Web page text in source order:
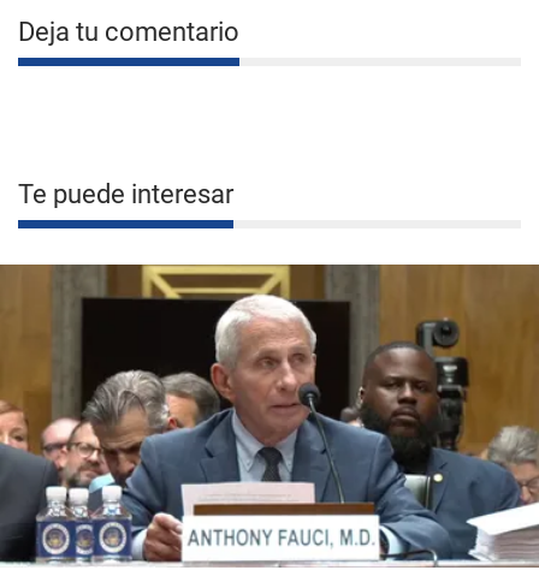
Deja tu comentario
Te puede interesar